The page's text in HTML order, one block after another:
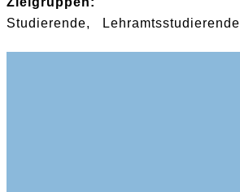
Studierende
Lehramtsstudierende